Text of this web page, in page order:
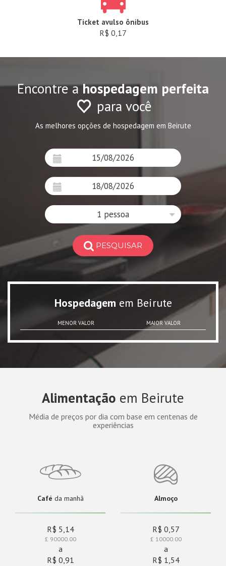
Ticket avulso ônibus
R$ 0,17
Encontre ahospedagem perfeita
para você
As melhores opções de hospedagem em Beirute
1 pessoa
PESQUISAR
Hospedagem em Beirute
MENOR VALOR MAIOR VALOR
Alimentação em Beirute
Média de preços por dia com base em centenas de
experiências
Café da manhã
R$ 5,14
£ 90000.00
a
R$ 0,91
Almoço
R$ 0,57
£ 10000.00
a
R$ 1,54